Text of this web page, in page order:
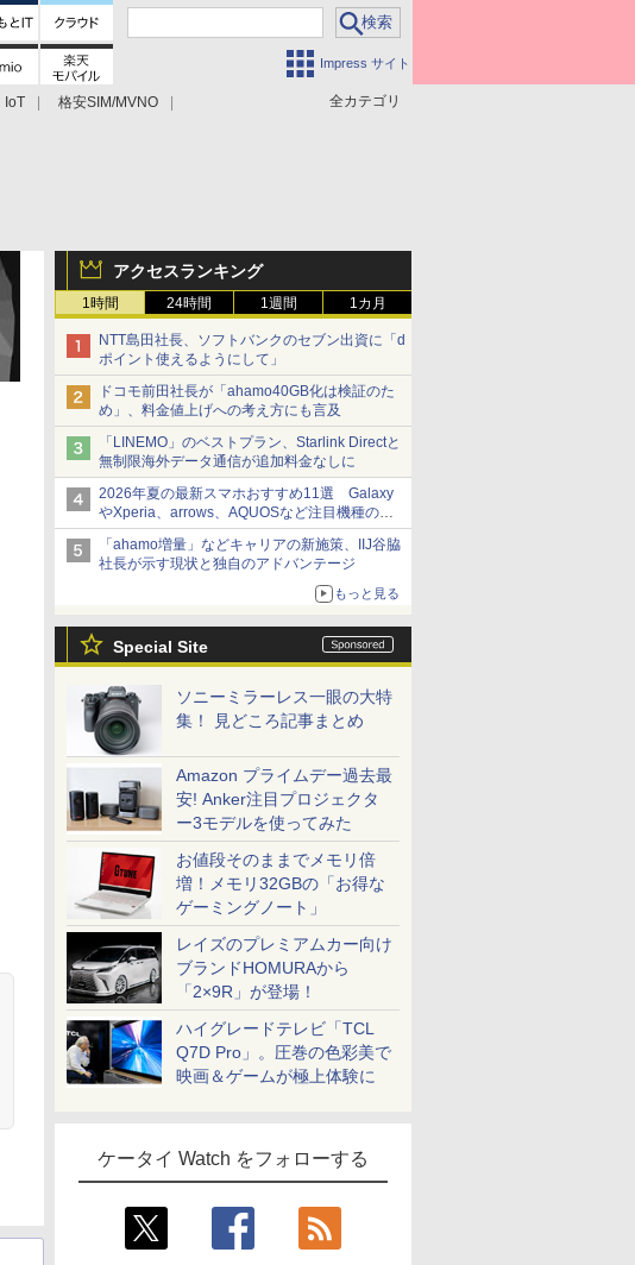
Impress サイト
全カテゴリ
IoT
格安SIM/MVNO
アクセスランキング
1時間 24時間 1週間 1カ月
NTT島田社長、ソフトバンクのセブン出資に「d
ポイント使えるようにして」
ドコモ前田社長が「ahamo40GB化は検証のた
め」、料金値上げへの考え方にも言及
「LINEMO」のベストプラン、Starlink Directと
無制限海外データ通信が追加料金なしに
2026年夏の最新スマホおすすめ11選 Galaxy
やXperia、arrows、AQUOSなど注目機種の特
徴は
「ahamo増量」などキャリアの新施策、IIJ谷脇
社長が示す現状と独自のアドバンテージ
もっと見る
Special Site
ソニーミラーレス一眼の大特
集！ 見どころ記事まとめ
Amazon プライムデー過去最
安! Anker注目プロジェクタ
ー3モデルを使ってみた
お値段そのままでメモリ倍
増！メモリ32GBの「お得な
ゲーミングノート」
レイズのプレミアムカー向け
ブランドHOMURAから
「2×9R」が登場！
ハイグレードテレビ「TCL
Q7D Pro」。圧巻の色彩美で
映画＆ゲームが極上体験に
ケータイ Watch をフォローする